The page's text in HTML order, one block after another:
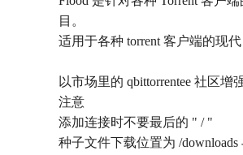
目。
适用于各种 torrent 客户端的现
以市场里的 qbittorrentee 社区增
注意
添加连接时不要最后的 " / "
种子文件下载位置为 /